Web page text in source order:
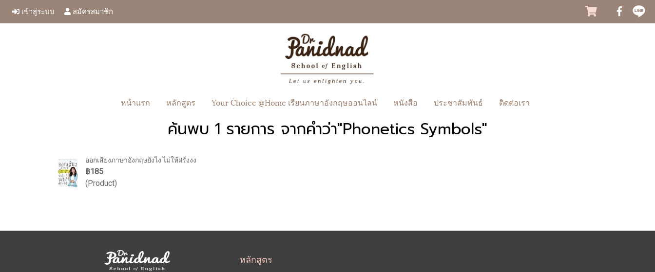
เข้าสู่ระบบ สมัครสมาชิก
หน้าแรก หลักสูตร Your Choice @Home เรียนภาษาอังกฤษออนไลน์ หนังสือ ประชาสัมพันธ์ ติดต่อเรา
ค้นพบ 1 รายการ จากคำว่า"Phonetics Symbols"
ออกเสียงภาษาอังกฤษยังไง ไม่ให้ฝรั่งงง
฿185
(Product)
หลักสูตร